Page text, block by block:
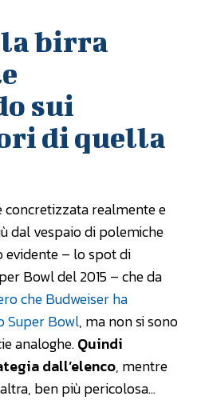
birra
sui
di quella
concretizzata realmente e
dal vespaio di polemiche
evidente – lo spot di
Bowl del 2015 – che da
che Budweiser ha
Super Bowl, ma non si sono
analoghe.Quindi
dall’elenco, mentre
ben più pericolosa…